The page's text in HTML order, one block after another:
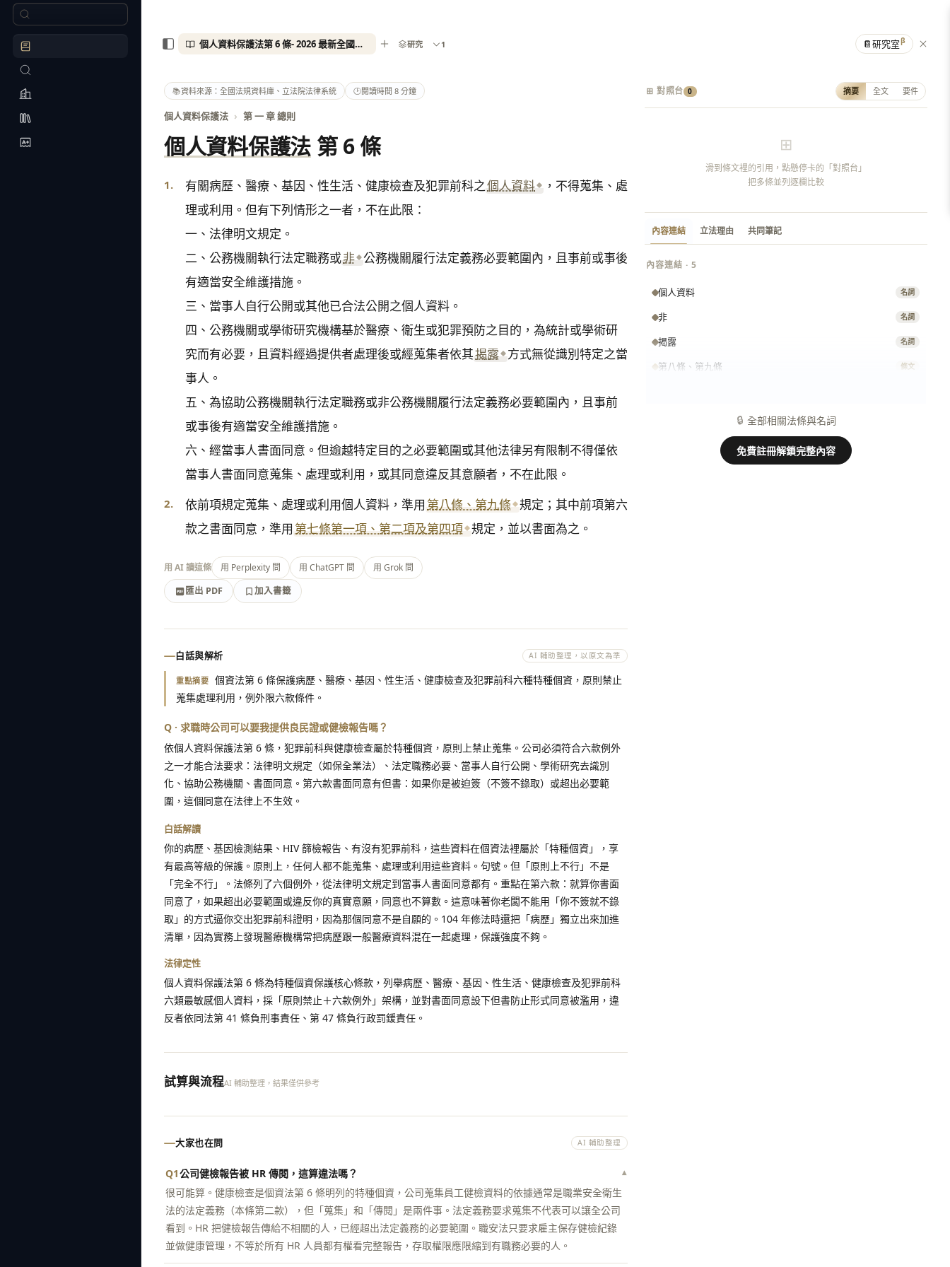
📚資料來源：全國法規資料庫、立法院法律系統 🕑閱讀時間 8 分鐘
個人資料保護法 › 第 一 章 總則
個人資料保護法第 6 條
1. 有關病歷、醫療、基因、性生活、健康檢查及犯罪前科之個人資料
，不得蒐集、處
理或利用。但有下列情形之一者，不在此限：
一、法律明文規定。
二、公務機關執行法定職務或非 公務機關履行法定義務必要範圍內，且事前或事後
有適當安全維護措施。
三、當事人自行公開或其他已合法公開之個人資料。
四、公務機關或學術研究機構基於醫療、衛生或犯罪預防之目的，為統計或學術研
究而有必要，且資料經過提供者處理後或經蒐集者依其揭露 方式無從識別特定之當
事人。
五、為協助公務機關執行法定職務或非公務機關履行法定義務必要範圍內，且事前
或事後有適當安全維護措施。
六、經當事人書面同意。但逾越特定目的之必要範圍或其他法律另有限制不得僅依
當事人書面同意蒐集、處理或利用，或其同意違反其意願者，不在此限。
2. 依前項規定蒐集、處理或利用個人資料，準用 第八條、第九條 規定；其中前項第六
款之書面同意，準用 第七條第一項、第二項及第四項 規定，並以書面為之。
用 AI 讀這條 用 Perplexity 問 用 ChatGPT 問
用 Grok 問
匯出 PDF
加入書籤
匯出 PDF
加入書籤
白話與解析 AI 輔助整理，以原文為準
重點摘要 個資法第 6 條保護病歷、醫療、基因、性生活、健康檢查及犯罪前科六種特種個資，原則禁止
蒐集處理利用，例外限六款條件。
Q · 求職時公司可以要我提供良民證或健檢報告嗎？
依個人資料保護法第 6 條，犯罪前科與健康檢查屬於特種個資，原則上禁止蒐集。公司必須符合六款例外
之一才能合法要求：法律明文規定（如保全業法）、法定職務必要、當事人自行公開、學術研究去識別
化、協助公務機關、書面同意。第六款書面同意有但書：如果你是被迫簽（不簽不錄取）或超出必要範
圍，這個同意在法律上不生效。
白話解讀
你的病歷、基因檢測結果、HIV 篩檢報告、有沒有犯罪前科，這些資料在個資法裡屬於「特種個資」，享
有最高等級的保護。原則上，任何人都不能蒐集、處理或利用這些資料。句號。但「原則上不行」不是
「完全不行」。法條列了六個例外，從法律明文規定到當事人書面同意都有。重點在第六款：就算你書面
同意了，如果超出必要範圍或違反你的真實意願，同意也不算數。這意味著你老闆不能用「你不簽就不錄
取」的方式逼你交出犯罪前科證明，因為那個同意不是自願的。104 年修法時還把「病歷」獨立出來加進
清單，因為實務上發現醫療機構常把病歷跟一般醫療資料混在一起處理，保護強度不夠。
法律定性
個人資料保護法第 6 條為特種個資保護核心條款，列舉病歷、醫療、基因、性生活、健康檢查及犯罪前科
六類最敏感個人資料，採「原則禁止＋六款例外」架構，並對書面同意設下但書防止形式同意被濫用，違
反者依同法第 41 條負刑事責任、第 47 條負行政罰鍰責任。
試算與流程AI 輔助整理，結果僅供參考
大家也在問 AI 輔助整理
Q1公司健檢報告被 HR 傳閱，這算違法嗎？ ▾
很可能算。健康檢查是個資法第 6 條明列的特種個資，公司蒐集員工健檢資料的依據通常是職業安全衛生
法的法定義務（本條第二款），但「蒐集」和「傳閱」是兩件事。法定義務要求蒐集不代表可以讓全公司
看到。HR 把健檢報告傳給不相關的人，已經超出法定義務的必要範圍。職安法只要求雇主保存健檢紀錄
並做健康管理，不等於所有 HR 人員都有權看完整報告，存取權限應限縮到有職務必要的人。
⊞ 對照台 0 摘要 全文 要件
⊞
滑到條文裡的引用，點懸停卡的「對照台」
把多條並列逐欄比較
內容連結 立法理由 共同筆記
內容連結 · 5
個人資料 名詞
非 名詞
揭露 名詞
第八條、第九條 條文
🔒 全部相關法條與名詞
免費註冊解鎖完整內容
個人資料保護法第 6 條- 2026 最新全國法規資料庫 研究 1 📔研究室β